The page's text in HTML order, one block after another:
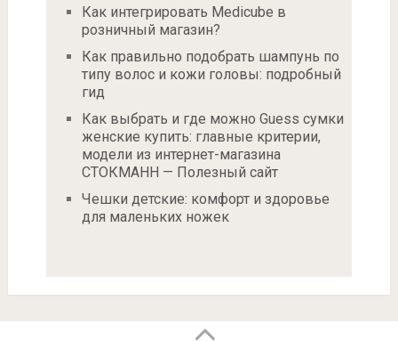
Как интегрировать Medicube в
розничный магазин?
Как правильно подобрать шампунь по
типу волос и кожи головы: подробный
гид
Как выбрать и где можно Guess сумки
женские купить: главные критерии,
модели из интернет-магазина
СТОКМАНН — Полезный сайт
Чешки детские: комфорт и здоровье
для маленьких ножек